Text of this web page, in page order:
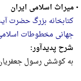
•میراث اسلامی ایران
کتابخانه بزرگ حضرت
جهانی مخطوطات
شرح پدیدآور:
به کوشش رسول